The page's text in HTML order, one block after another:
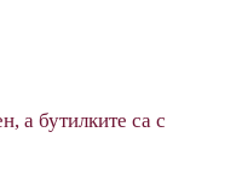
а бутилките са с